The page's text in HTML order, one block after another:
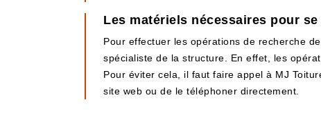
Les matériels nécessaires pour
Pour effectuer les opérations de recherche
spécialiste de la structure. En effet, les
Pour éviter cela, il faut faire appel à MJ
site web ou de le téléphoner directement.